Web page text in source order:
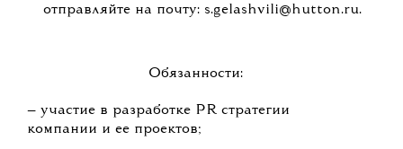
отправляйте на почту: s.gelashvili@hutton.ru.
Обязанности:
— участие в разработке PR стратегии
компании и ее проектов;